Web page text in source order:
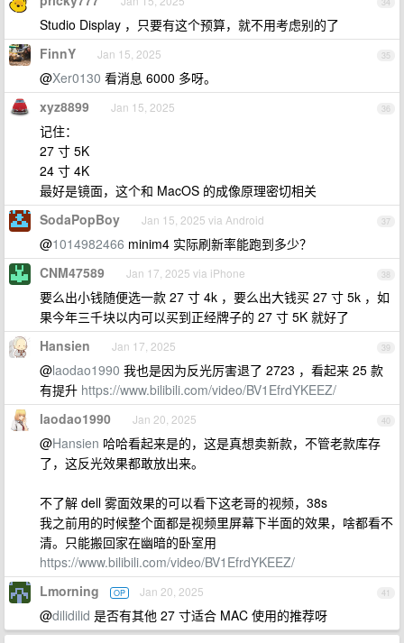
Studio Display ，只要有这个预算，就不用考虑别的了
35
FinnY Jan 15, 2025
@Xer0130 看消息 6000 多呀。
36
xyz8899 Jan 15, 2025
记住：
27 寸 5K
24 寸 4K
最好是镜面，这个和 MacOS 的成像原理密切相关
37
SodaPopBoy Jan 15, 2025 via Android
@1014982466 minim4 实际刷新率能跑到多少？
38
CNM47589 Jan 17, 2025 via iPhone
要么出小钱随便选一款 27 寸 4k ，要么出大钱买 27 寸 5k ，如
果今年三千块以内可以买到正经牌子的 27 寸 5K 就好了
39
Hansien Jan 17, 2025
@laodao1990 我也是因为反光厉害退了 2723 ，看起来 25 款
有提升 https://www.bilibili.com/video/BV1EfrdYKEEZ/
40
laodao1990 Jan 20, 2025
@Hansien 哈哈看起来是的，这是真想卖新款，不管老款库存
了，这反光效果都敢放出来。
不了解 dell 雾面效果的可以看下这老哥的视频，38s
我之前用的时候整个面都是视频里屏幕下半面的效果，啥都看不
清。只能搬回家在幽暗的卧室用
https://www.bilibili.com/video/BV1EfrdYKEEZ/
41
Lmorning OP Jan 20, 2025
@dilidilid 是否有其他 27 寸适合 MAC 使用的推荐呀